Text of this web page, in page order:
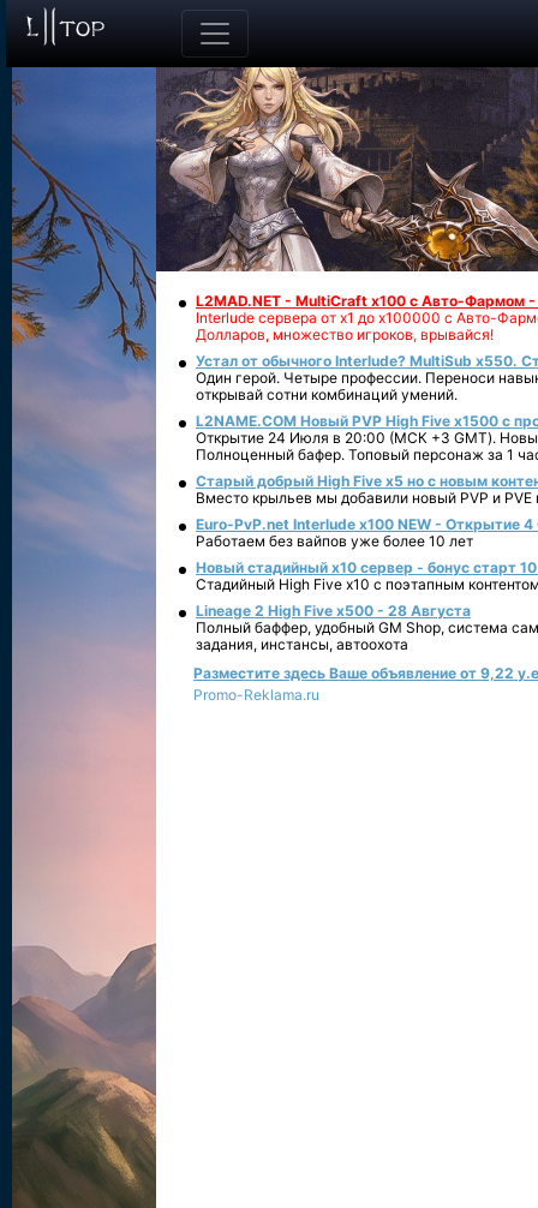
L2MAD.NET - MultiCraft x100 с Авто-Фармом
Interlude сервера от х1 до х100000 с Авто-
Долларов, множество игроков, врывайся!
Устал от обычного Interlude? MultiSub x550.
Один герой. Четыре профессии. Переноси
открывай сотни комбинаций умений.
L2NAME.COM Новый PVP High Five x1500 с
Открытие 24 Июля в 20:00 (МСК +3 GMT).
Полноценный бафер. Топовый персонаж за 1
Старый добрый High Five x5 но с новым
Вместо крыльев мы добавили новый PVP и PVE
Euro-PvP.net Interlude х100 NEW - Открытие 4
Работаем без вайпов уже более 10 лет
Новый стадийный х10 сервер - бонус старт
Стадийный High Five x10 с поэтапным
Lineage 2 High Five x500 - 28 Августа
Полный баффер, удобный GM Shop, система
задания, инстансы, автоохота
Разместите здесь Ваше объявление от 9,22
Promo-Reklama.ru